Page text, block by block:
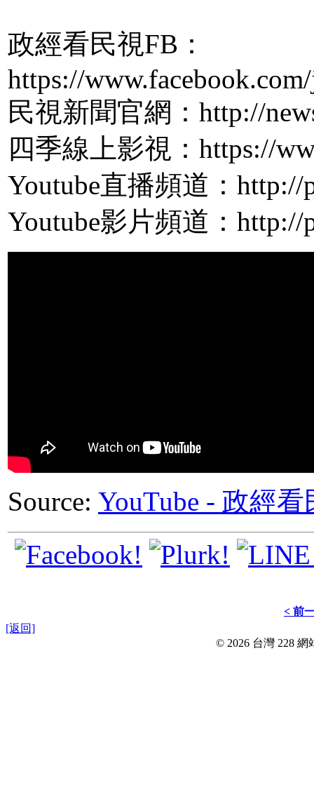
政經看民視FB：
https://
民視新聞官網：http://
四季線上影視：https://
Youtube直播頻道：http://
Youtube影片頻道：http://
Source: YouTube - 政經
< 前
[返回]
© 2026 台灣 228 網